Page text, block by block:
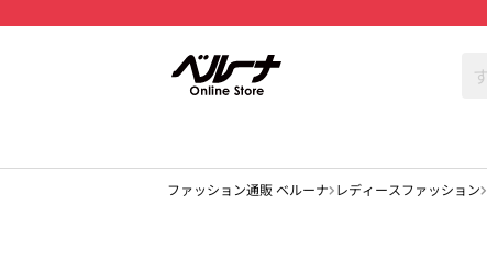
ファッション通販 ベルーナ レディースファッション